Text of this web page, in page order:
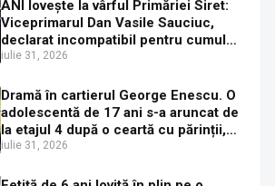
ANI lovește la vârful Primăriei Siret:
Viceprimarul Dan Vasile Sauciuc,
declarat incompatibil pentru cumul
de funcții
iulie 31, 2026
Dramă în cartierul George Enescu. O
adolescentă de 17 ani s-a aruncat de
la etajul 4 după o ceartă cu părinții,
pe fondul consumului de alcool în
iulie 31, 2026